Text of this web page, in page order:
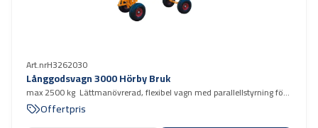
Art.nrH3262030
Långgodsvagn 3000 Hörby Bruk
max 2500 kg Lättmanövrerad, flexibel vagn med parallellstyrning för
transport av olika slags långgods.
Offertpris